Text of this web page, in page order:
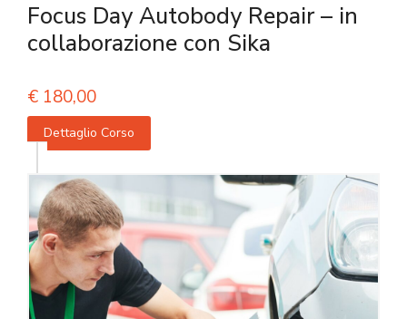
Focus Day Autobody Repair – in
collaborazione con Sika
€ 180,00
Dettaglio Corso